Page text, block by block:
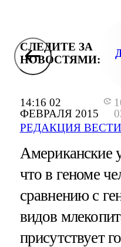
14:16 02
ФЕВРАЛЯ 2015
РЕДАКЦИЯ
СЛЕДИТЕ ЗА
НОВОСТЯМИ:
Американские
что в геноме
сравнению с
видов
присутствует